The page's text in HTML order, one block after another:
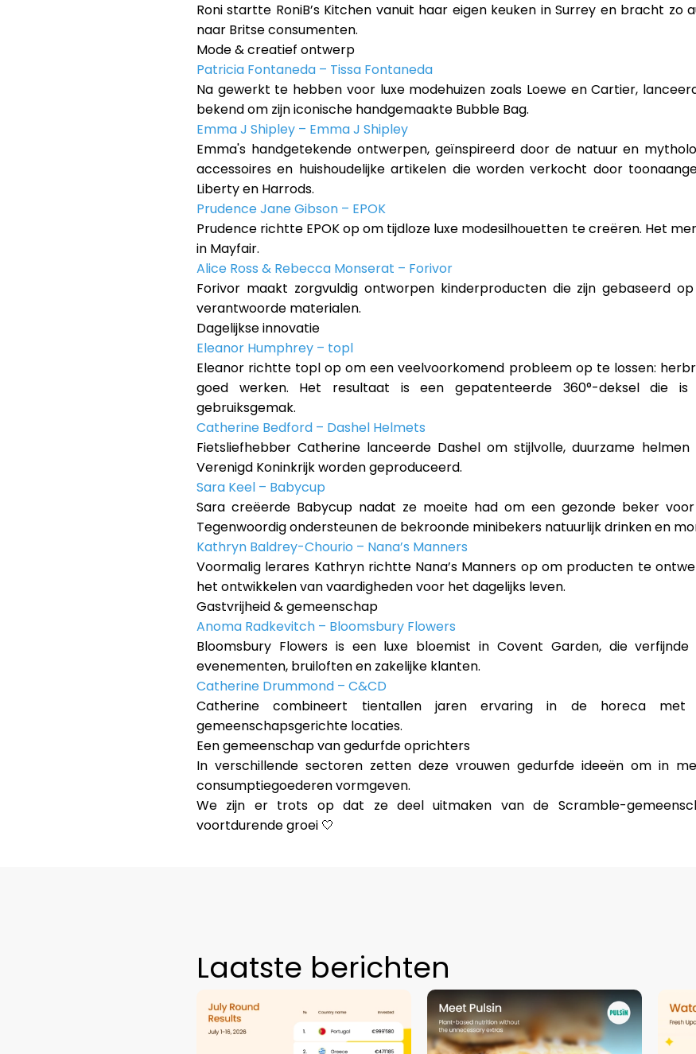
Roni startte RoniB’s Kitchen vanuit haar eigen keuken in Surrey en bracht zo
naar Britse consumenten.
Mode & creatief ontwerp
Patricia Fontaneda – Tissa Fontaneda
Na gewerkt te hebben voor luxe modehuizen zoals Loewe en Cartier,
bekend om zijn iconische handgemaakte Bubble Bag.
Emma J Shipley – Emma J Shipley
Emma's handgetekende ontwerpen, geïnspireerd door de natuur en
accessoires en huishoudelijke artikelen die worden verkocht door
Liberty en Harrods.
Prudence Jane Gibson – EPOK
Prudence richtte EPOK op om tijdloze luxe modesilhouetten te creëren. Het
in Mayfair.
Alice Ross & Rebecca Monserat – Forivor
Forivor maakt zorgvuldig ontworpen kinderproducten die zijn gebaseerd
verantwoorde materialen.
Dagelijkse innovatie
Eleanor Humphrey – topl
Eleanor richtte topl op om een veelvoorkomend probleem op te lossen:
goed werken. Het resultaat is een gepatenteerde 360°-deksel die is
gebruiksgemak.
Catherine Bedford – Dashel Helmets
Fietsliefhebber Catherine lanceerde Dashel om stijlvolle, duurzame
Verenigd Koninkrijk worden geproduceerd.
Sara Keel – Babycup
Sara creëerde Babycup nadat ze moeite had om een gezonde beker
Tegenwoordig ondersteunen de bekroonde minibekers natuurlijk drinken en
Kathryn Baldrey-Chourio – Nana’s Manners
Voormalig lerares Kathryn richtte Nana’s Manners op om producten te
het ontwikkelen van vaardigheden voor het dagelijks leven.
Gastvrijheid & gemeenschap
Anoma Radkevitch – Bloomsbury Flowers
Bloomsbury Flowers is een luxe bloemist in Covent Garden, die
evenementen, bruiloften en zakelijke klanten.
Catherine Drummond – C&CD
Catherine combineert tientallen jaren ervaring in de horeca met
gemeenschapsgerichte locaties.
Een gemeenschap van gedurfde oprichters
In verschillende sectoren zetten deze vrouwen gedurfde ideeën om in
consumptiegoederen vormgeven.
We zijn er trots op dat ze deel uitmaken van de Scramble-
voortdurende groei 🤍
Laatste berichten